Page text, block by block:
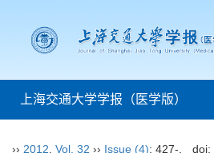
上海交通大学学报（医学版）
›› 2012 Vol. 32 ›› Issue (4): 427-. doi: